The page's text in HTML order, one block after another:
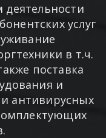
услуг
в т.ч.
поставка
и
антивирусных